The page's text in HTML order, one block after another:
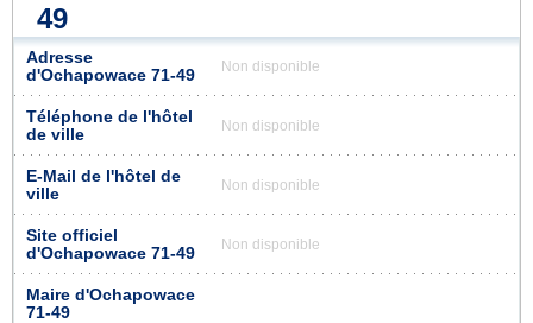
49
Adresse
d'Ochapowace 71-49
Non disponible
Téléphone de l'hôtel
de ville
Non disponible
E-Mail de l'hôtel de
ville
Non disponible
Site officiel
d'Ochapowace 71-49
Non disponible
Maire d'Ochapowace
71-49